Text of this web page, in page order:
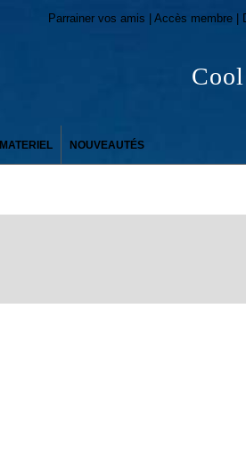
Parrainer vos amis | Accès membre |
MATERIEL NOUVEAUTÉS